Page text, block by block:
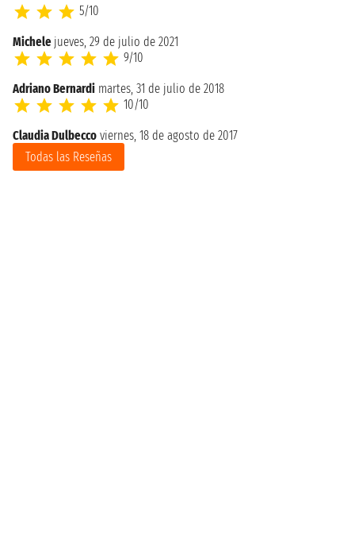
5/10
Michele jueves, 29 de julio de 2021
9/10
Adriano Bernardi martes, 31 de julio de 2018
10/10
Claudia Dulbecco viernes, 18 de agosto de 2017
Todas las Reseñas